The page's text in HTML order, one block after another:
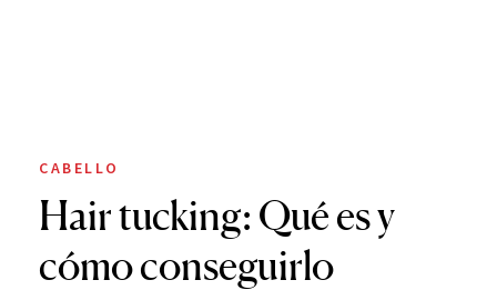
CABELLO
Hair tucking: Qué es y
cómo conseguirlo